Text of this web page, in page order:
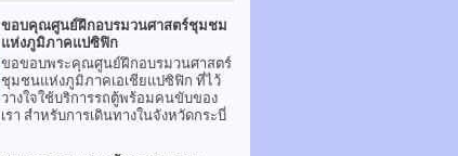
ขอบคุณศูนย์ฝึกอบรมวนศาสตร์ชุมชม
แห่งภูมิภาคแปซิฟิก
ขอขอบพระคุณศูนย์ฝึกอบรมวนศาสตร์
ชุมชนแห่งภูมิภาคเอเชียแปซิฟิก ที่ไว้
วางใจใช้บริการรถตู้พร้อมคนขับของ
เรา สำหรับการเดินทางในจังหวัดกระบี่